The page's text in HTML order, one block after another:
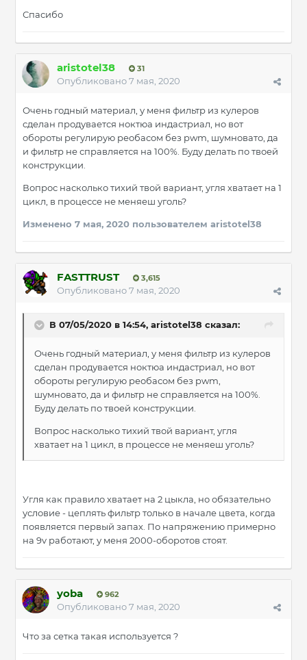
Спасибо
aristotel38 31
Опубликовано7 мая, 2020
Очень годный материал, у меня фильтр из кулеров
сделан продувается ноктюа индастриал, но вот
обороты регулирую реобасом без pwm, шумновато, да
и фильтр не справляется на 100%. Буду делать по твоей
конструкции.
Вопрос насколько тихий твой вариант, угля хватает на 1
цикл, в процессе не меняеш уголь?
Изменено 7 мая, 2020 пользователем aristotel38
FASTTRUST 3,615
Опубликовано7 мая, 2020
В 07/05/2020 в 14:54, aristotel38 сказал:
Очень годный материал, у меня фильтр из кулеров
сделан продувается ноктюа индастриал, но вот
обороты регулирую реобасом без pwm,
шумновато, да и фильтр не справляется на 100%.
Буду делать по твоей конструкции.
Вопрос насколько тихий твой вариант, угля
хватает на 1 цикл, в процессе не меняеш уголь?
Угля как правило хватает на 2 цыкла, но обязательно
условие - цеплять фильтр только в начале цвета, когда
появляется первый запах. По напряжению примерно
на 9v работают, у меня 2000-оборотов стоят.
yoba 962
Опубликовано7 мая, 2020
Что за сетка такая используется ?